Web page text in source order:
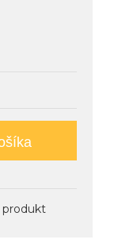
produkt